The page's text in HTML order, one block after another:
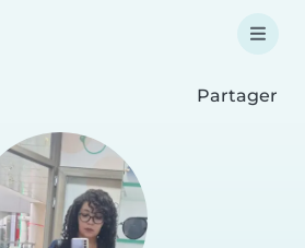
Partager